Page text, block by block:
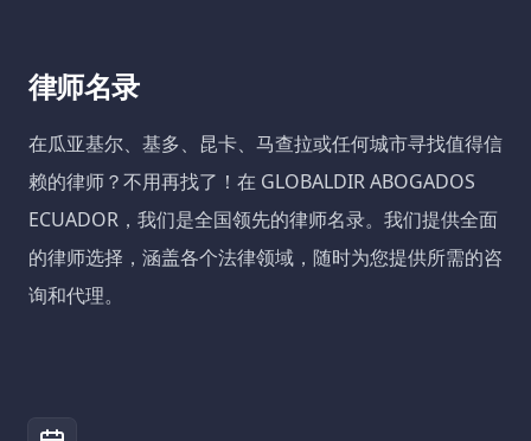
律师名录
在瓜亚基尔、基多、昆卡、马查拉或任何城市寻找值得信
赖的律师？不用再找了！在 GLOBALDIR ABOGADOS
ECUADOR，我们是全国领先的律师名录。我们提供全面
的律师选择，涵盖各个法律领域，随时为您提供所需的咨
询和代理。